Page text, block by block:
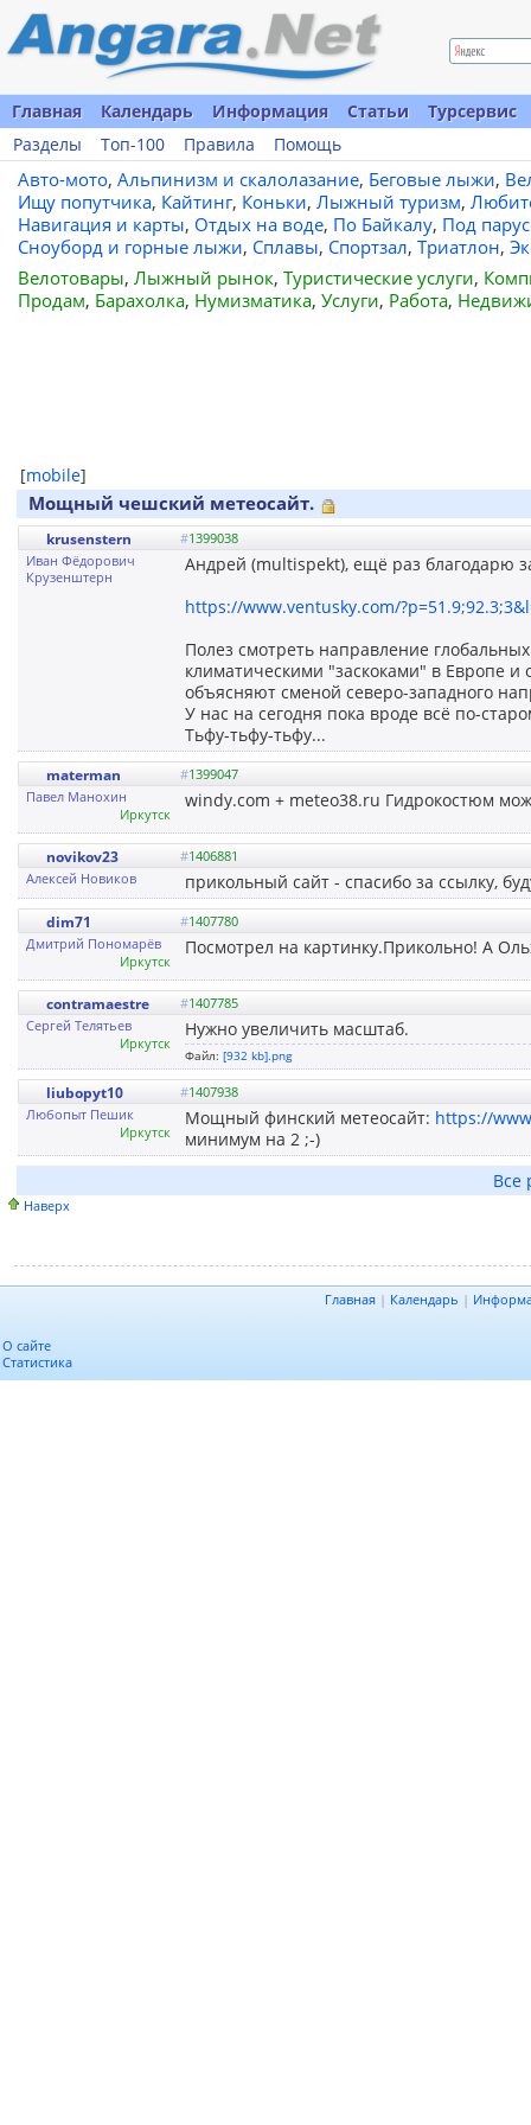
Главная Календарь Информация Статьи
Турсервис
Разделы
Топ-100 Правила Помощь
Авто-мото, Альпинизм и скалолазание, Беговые лыжи,
Ищу попутчика, Кайтинг, Коньки, Лыжный туризм,
Навигация и карты, Отдых на воде, По Байкалу, Под
Сноуборд и горные лыжи, Сплавы, Спортзал, Триатлон,
Велотовары, Лыжный рынок, Туристические услуги,
Продам, Барахолка, Нумизматика, Услуги, Работа,
[mobile]
Мощный чешский метеосайт.
krusenstern #1399038
Иван Фёдорович
Крузенштерн
Андрей (multispekt), ещё раз благодарю
https://www.ventusky.com/
Полез смотреть направление
климатическими "заскоками" в Европе
объясняют сменой северо-западного
У нас на сегодня пока вроде всё по-
Тьфу-тьфу-тьфу...
materman #1399047
Павел Манохин
Иркутск
windy.com + meteo38.ru Гидрокостюм
novikov23 #1406881
Алексей Новиков
прикольный сайт - спасибо за ссылку,
dim71 #1407780
Дмитрий Пономарёв
Иркутск
Посмотрел на картинку.Прикольно! А
contramaestre #1407785
Сергей Телятьев
Иркутск
Нужно увеличить масштаб.
Файл: [932 kb].png
liubopyt10 #1407938
Любопыт Пешик
Иркутск
Мощный финский метеосайт: https://
минимум на 2 ;-)
Все
Наверх
Главная | Календарь |
О сайте
Статистика